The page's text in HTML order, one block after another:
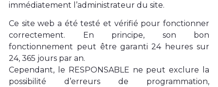
immédiatement l’administrateur du site.
Ce site web a été testé et vérifié pour fonctionner
correctement. En principe, son bon
fonctionnement peut être garanti 24 heures sur
24, 365 jours par an.
Cependant, le RESPONSABLE ne peut exclure la
possibilité d’erreurs de programmation,